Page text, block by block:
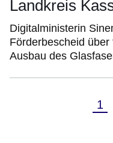
Landkreis
Digitalministerin
Förderbescheid
Ausbau des
1